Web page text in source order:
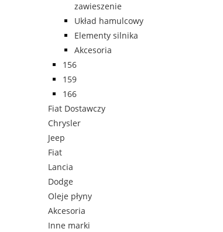
zawieszenie
Układ hamulcowy
Elementy silnika
Akcesoria
156
159
166
Fiat Dostawczy
Chrysler
Jeep
Fiat
Lancia
Dodge
Oleje płyny
Akcesoria
Inne marki